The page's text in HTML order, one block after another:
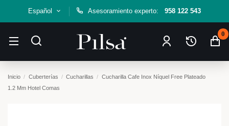
Español Asesoramiento experto: 958 122 543
0
Inicio Cuberterías Cucharillas
Cucharilla Cafe Inox Níquel Free Plateado
1.2 Mm Hotel Comas